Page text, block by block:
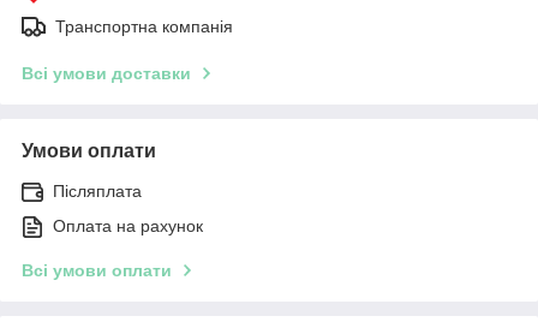
Транспортна компанія
Всі умови доставки
Умови оплати
Післяплата
Оплата на рахунок
Всі умови оплати